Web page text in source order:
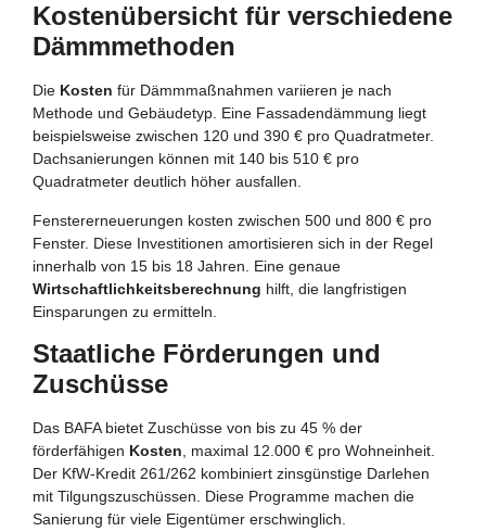
Kostenübersicht für verschiedene
Dämmmethoden
Die Kosten für Dämmmaßnahmen variieren je nach
Methode und Gebäudetyp. Eine Fassadendämmung liegt
beispielsweise zwischen 120 und 390 € pro Quadratmeter.
Dachsanierungen können mit 140 bis 510 € pro
Quadratmeter deutlich höher ausfallen.
Fenstererneuerungen kosten zwischen 500 und 800 € pro
Fenster. Diese Investitionen amortisieren sich in der Regel
innerhalb von 15 bis 18 Jahren. Eine genaue
Wirtschaftlichkeitsberechnung hilft, die langfristigen
Einsparungen zu ermitteln.
Staatliche Förderungen und
Zuschüsse
Das BAFA bietet Zuschüsse von bis zu 45 % der
förderfähigen Kosten , maximal 12.000 € pro Wohneinheit.
Der KfW-Kredit 261/262 kombiniert zinsgünstige Darlehen
mit Tilgungszuschüssen. Diese Programme machen die
Sanierung für viele Eigentümer erschwinglich.